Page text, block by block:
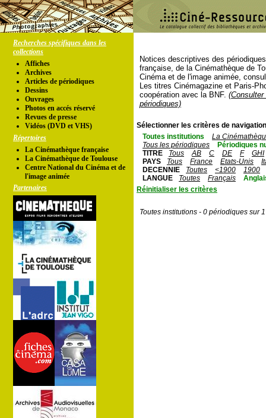
Recherches spécifiques dans les
collections
Affiches
Archives
Articles de périodiques
Dessins
Ouvrages
Photos en accés réservé
Revues de presse
Vidéos (DVD et VHS)
Répertoires
La Cinémathèque française
La Cinémathèque de Toulouse
Centre National du Cinéma et de
l'image animée
Partenaires
Notices descriptives des
française, de la Cinémathèque de
Cinéma et de l'image animée,
Les titres Cinémagazine et Paris-
coopération avec la BNF.
périodiques)
Sélectionner les critères de
Toutes institutions
La
Tous les périodiques
Périodiques
TITRE
Tous AB C DE F
GHI
PAYS
Tous France Etats-Unis
DECENNIE
Toutes <1900
1900
LANGUE
Toutes Français
Réinitialiser les critères
Toutes institutions - 0 périodiques sur